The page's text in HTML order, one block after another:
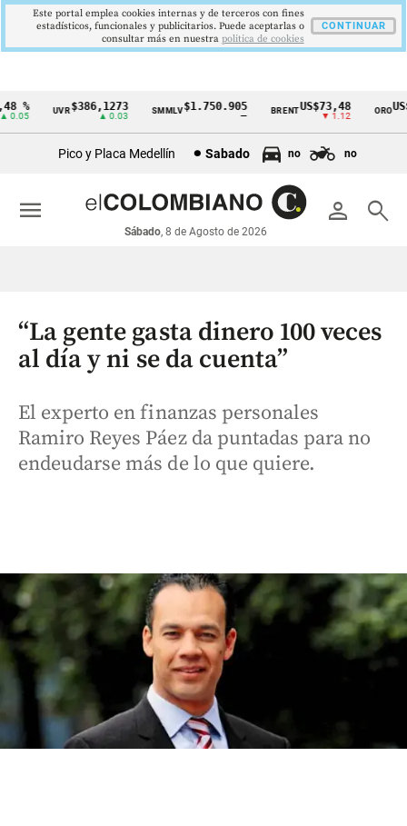
Cintillo
económicos
Colombia
UVR$386,1273
▲ 0.03
SMMLV $1.750.905 BRENTUS$73,48
▼ 1.12
ORO
Pico y Placa Medellín Sabado no no
person search
Sábado, 8 de Agosto de 2026
menu
“La gente gasta dinero 100 veces
al día y ni se da cuenta”
El experto en finanzas personales
Ramiro Reyes Páez da puntadas para no
endeudarse más de lo que quiere.
Este portal emplea cookies internas y de terceros con fines
estadísticos, funcionales y publicitarios. Puede aceptarlas o
consultar más en nuestra politica de cookies
CONTINUAR